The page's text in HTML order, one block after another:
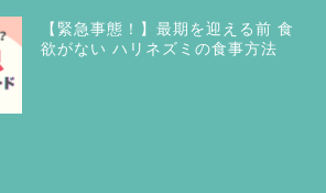
【緊急事態！】最期を迎える前 食
欲がない ハリネズミの食事方法